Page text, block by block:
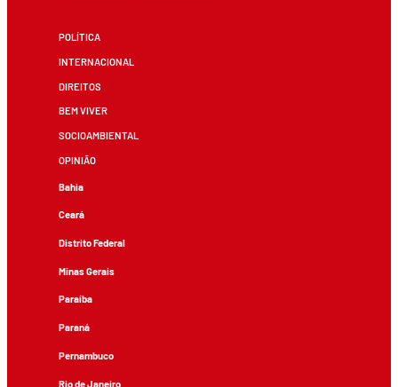
POLÍTICA
INTERNACIONAL
DIREITOS
BEM VIVER
SOCIOAMBIENTAL
OPINIÃO
Bahia
Ceará
Distrito Federal
Minas Gerais
Paraíba
Paraná
Pernambuco
Rio de Janeiro